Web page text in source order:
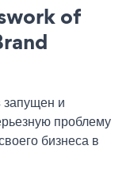
of
и
проблему
бизнеса в